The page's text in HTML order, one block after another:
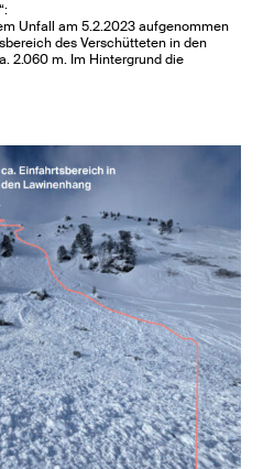
Unfall am 5.2.2023 aufgenommen
des Verschütteten in den
2.060 m. Im Hintergrund die